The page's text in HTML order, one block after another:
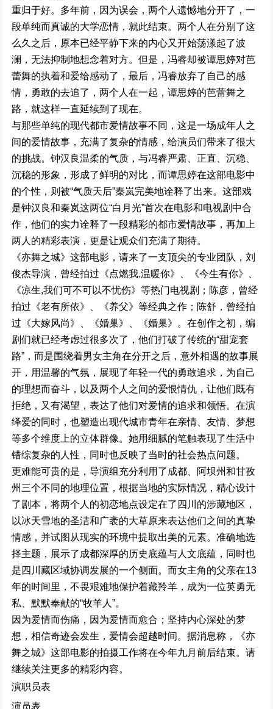
重归于好。多年前 ， 因 为误会 ，两个人遗憾地分开了 ，一
段单纯而真诚的大学恋情，就此结束。两个人在分别 了这
么久之 后 ，原本已经平静下来的内心又开始荡漾起了波
澜 ，无法抑制地想念着对方。但是， 冯睿却被谭思婷对芭
蕾舞的执着和爱给感动了 ，最后， 冯睿放弃了自己的感
情， 勇敢的去追了 ，两个 人在一起 ，谭思婷的芭蕾舞之
路，就这样一直延续到了现在。
与那些单纯的现代都市爱情故事不同 ，这是一场成年人 之
间的爱情故事，充满了复杂的情感 ，给演员们带来了很大
的挑战。钟汉良温柔的气质 ，与冯睿严肃、 正直、沉稳、
沉稳的形象 ，形成了鲜明的对比 ，而谭思婷在这部电影中
的个性， 则被“气质天后”秦岚完美地诠释了出来。这部戏
是钟汉良和秦岚这两位“白月光”首次在电影和电视剧中合
作，他们的实力诠释了一段精彩的都市爱情故事 ，再加 上
两人 的精彩表演，更是让观众们充满了期待。
《亦舞之城》这部电影，请来了一支顶尖的专业团队 ，刘
俊杰导演， 曾经拍过 《点燃我,温暖你》 《今生有你》
《凉生,我们可不可以不忧伤》等热门电视剧 ； 陈彦 ， 曾经
拍过 《老有所依》 《养父》等经典之作 ； 陈舒 ，曾经拍
过 《大嫁风尚》 、《婚巢》、《婚巢》 。在创作之初 ，编
剧们就已经考虑过很多次了 ，他们打破了传统的“甜宠套
路”，而是围绕着男女主角在分开之 后 ，意外相遇的故事展
开，用温馨的气氛 ， 展现了年轻一代的勇敢追求 ， 为自己
的理想而奋斗 ， 以及两个 人 之间的爱恨情仇 ，让他们既有
拒绝， 又有渴望，表达了他们对爱情的追求和领悟。在演
绎爱的同时 ，也塑造出现代城市青年在亲情、友情、梦想
等多个维度上的立体群像。她用细腻的笔触表现了生活中
错综复杂的 人性， 同时也反映了当时的社会热点问题。
更难能可贵的是，导演组充分利用了 成都、阿坝州和甘孜
州 三个不同 的地理位置，根据当地的实际情况 ，精心设计
了剧本，将两个人的初恋地点设定在了 四川 的涉藏地区，
以冰天雪地的圣洁和广袤的大草原来表达他们之间的真挚
情感 ，并试图 从现实的环境中提取出美的元素。准确地选
择主题 ， 展示了 成都深厚的历史 底蕴与人文底蕴 ， 同时也
是 四川藏区域协调发展的一个侧面。而女主角的父亲在13
年的时间里，不畏艰难地保护着藏羚羊， 成为一位英勇无
私、默默奉献的“牧羊人”。
因 为爱情而伤痛， 因为爱情而愈合 ；坚持内心深处的梦
想，相信奇迹会发生 ，爱情会超越时间 。据消息称 ，《亦
舞之城》这部电影的拍摄工作将在今年九月前后结束。请
继续关注更多的精彩内容。
演职员表
演员表